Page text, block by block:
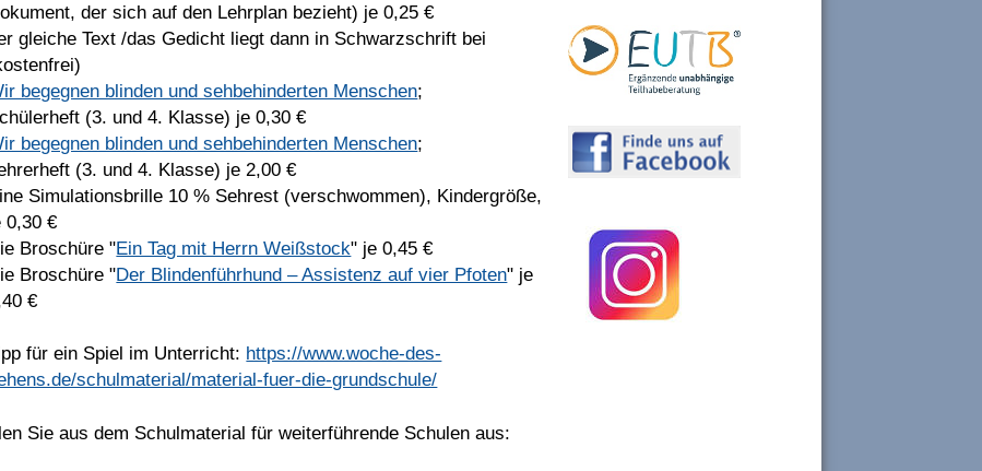
der sich auf den Lehrplan bezieht) je 0,25 €
gleiche Text /das Gedicht liegt dann in Schwarzschrift bei
begegnen blinden und sehbehinderten Menschen;
(3. und 4. Klasse) je 0,30 €
begegnen blinden und sehbehinderten Menschen;
(3. und 4. Klasse) je 2,00 €
Simulationsbrille 10 % Sehrest (verschwommen), Kindergröße,
0,30 €
Broschüre "Ein Tag mit Herrn Weißstock" je 0,45 €
Broschüre "Der Blindenführhund – Assistenz auf vier Pfoten" je
€
für ein Spiel im Unterricht: https://www.woche-des-
schulmaterial/material-fuer-die-grundschule/
Sie aus dem Schulmaterial für weiterführende Schulen aus: